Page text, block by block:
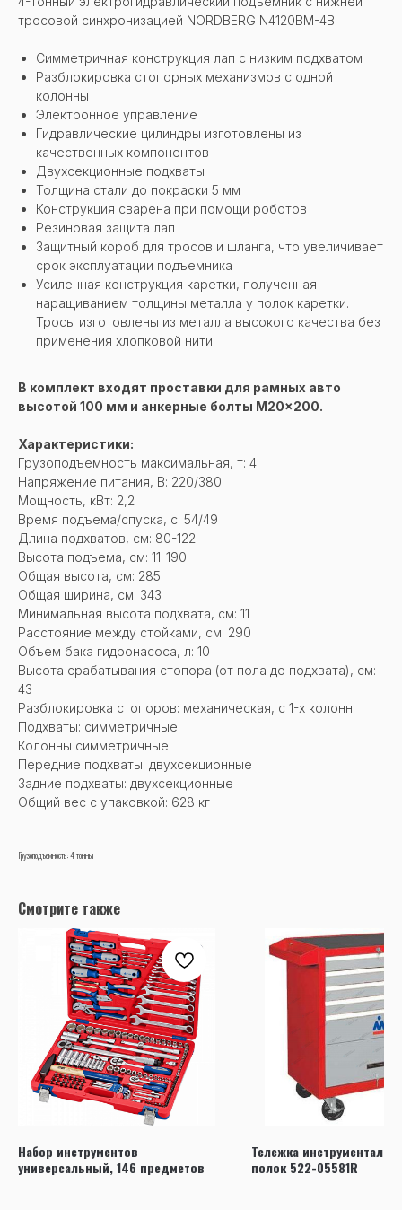
тросовой синхронизацией NORDBERG N4120BM-4B.
Cимметричная конструкция лап с низким подхватом
Разблокировка стопорных механизмов с одной
колонны
Электронное управление
Гидравлические цилиндры изготовлены из
качественных компонентов
Двухсекционные подхваты
Толщина стали до покраски 5 мм
Конструкция сварена при помощи роботов
Резиновая защита лап
Защитный короб для тросов и шланга, что увеличивает
срок эксплуатации подъемника
Усиленная конструкция каретки, полученная
наращиванием толщины металла у полок каретки.
Тросы изготовлены из металла высокого качества без
применения хлопковой нити
В комплект входят проставки для рамных авто
высотой 100 мм и анкерные болты M20x200.
Характеристики:
Грузоподъемность максимальная, т: 4
Напряжение питания, В: 220/380
Мощность, кВт: 2,2
Время подъема/спуска, с: 54/49
Длина подхватов, см: 80-122
Высота подъема, см: 11-190
Общая высота, см: 285
Общая ширина, см: 343
Минимальная высота подхвата, см: 11
Расстояние между стойками, см: 290
Объем бака гидронасоса, л: 10
Высота срабатывания стопора (от пола до подхвата), см:
43
Разблокировка стопоров: механическая, с 1-х колонн
Подхваты: симметричные
Колонны симметричные
Передние подхваты: двухсекционные
Задние подхваты: двухсекционные
Общий вес с упаковкой: 628 кг
Грузоподъемность: 4 тонны
Смотрите также
Набор инструментов
универсальный, 146 предметов
Тележка
полок 522-05581R